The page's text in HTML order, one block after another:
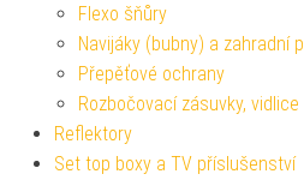
Flexo šňůry
Navijáky (bubny) a zahradní
Přepěťové ochrany
Rozbočovací zásuvky, vidlice
Reflektory
Set top boxy a TV příslušenství